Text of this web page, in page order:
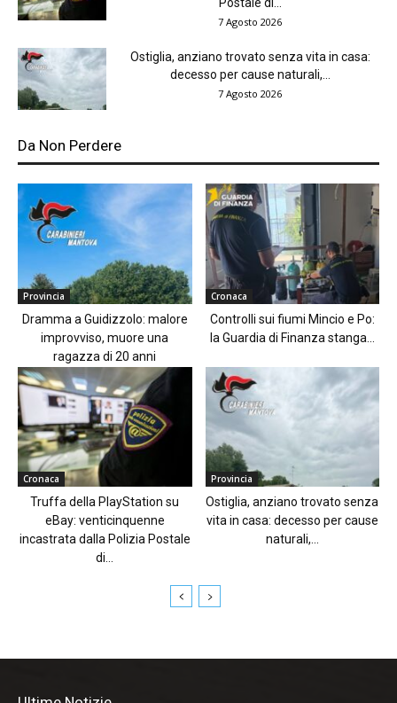
Postale di...
7 Agosto 2026
Ostiglia, anziano trovato senza vita in casa:
decesso per cause naturali,...
7 Agosto 2026
Da Non Perdere
Provincia
Dramma a Guidizzolo: malore
improvviso, muore una
ragazza di 20 anni
Cronaca
Controlli sui fiumi Mincio e Po:
la Guardia di Finanza stanga...
Cronaca
Truffa della PlayStation su
eBay: venticinquenne
incastrata dalla Polizia Postale
di...
Provincia
Ostiglia, anziano trovato senza
vita in casa: decesso per cause
naturali,...